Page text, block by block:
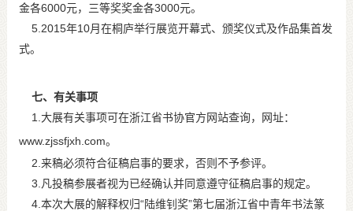
金各6000元，三等奖奖金各3000元。
5.2015年10月在桐庐举行展览开幕式、颁奖仪式及作品集首发
式。
七、有关事项
1.大展有关事项可在浙江省书协官方网站查询，网址：
www.zjssfjxh.com。
2.来稿必须符合征稿启事的要求，否则不予参评。
3.凡投稿参展者视为已经确认并同意遵守征稿启事的规定。
4.本次大展的解释权归“陆维钊奖”第七届浙江省中青年书法篆